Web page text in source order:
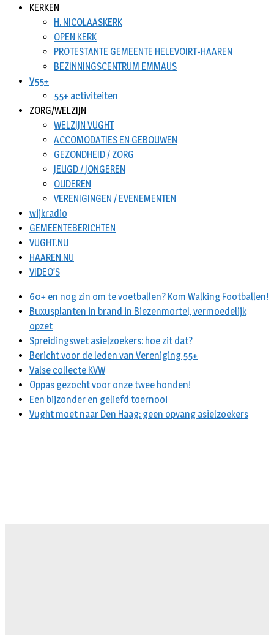
KERKEN
H. NICOLAASKERK
OPEN KERK
PROTESTANTE GEMEENTE HELEVOIRT-HAAREN
BEZINNINGSCENTRUM EMMAUS
V55+
55+ activiteiten
ZORG/WELZIJN
WELZIJN VUGHT
ACCOMODATIES EN GEBOUWEN
GEZONDHEID / ZORG
JEUGD / JONGEREN
OUDEREN
VERENIGINGEN / EVENEMENTEN
wijkradio
GEMEENTEBERICHTEN
VUGHT.NU
HAAREN.NU
VIDEO’S
60+ en nog zin om te voetballen? Kom Walking Footballen!
Buxusplanten in brand in Biezenmortel, vermoedelijk
opzet
Spreidingswet asielzoekers: hoe zit dat?
Bericht voor de leden van Vereniging 55+
Valse collecte KVW
Oppas gezocht voor onze twee honden!
Een bijzonder en geliefd toernooi
Vught moet naar Den Haag: geen opvang asielzoekers